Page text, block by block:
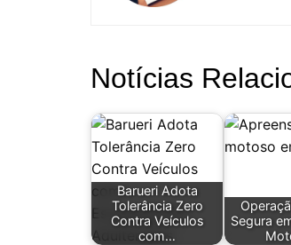
Notícias
Barueri Adota
Tolerância Zero
Contra Veículos
com…
Segura